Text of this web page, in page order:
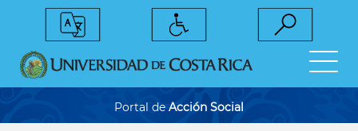
Portal de Acción Social